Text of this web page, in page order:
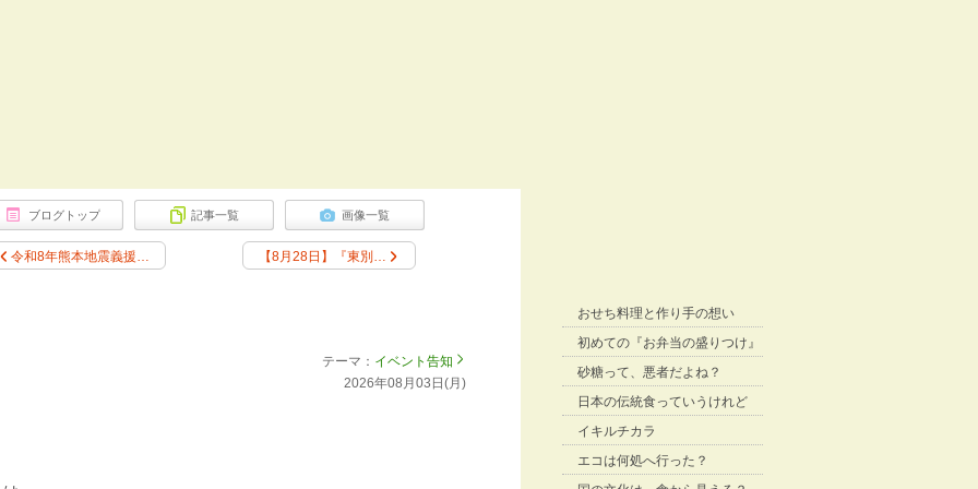
ブログトップ 記事一覧 画像一覧
令和8年熊本地震義援… 【8月28日】『東別…
2026年08月03日(月)
テーマ： イベント告知
おせち料理と作り手の想い
初めての『お弁当の盛りつけ』
砂糖って、悪者だよね？
日本の伝統食っていうけれど
イキルチカラ
エコは何処へ行った？